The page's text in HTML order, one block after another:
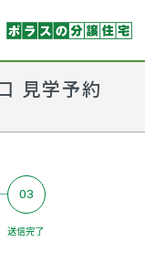
見学予約
03
送信完了